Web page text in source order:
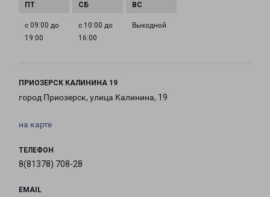
с 09:00 до
19:00
с 10:00 до
16:00
Выходной
ПРИОЗЕРСК КАЛИНИНА 19
город Приозерск, улица Калинина, 19
на карте
ТЕЛЕФОН
8(81378) 708-28
EMAIL